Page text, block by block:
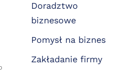
Doradztwo
biznesowe
Pomysł na biznes
Zakładanie firmy